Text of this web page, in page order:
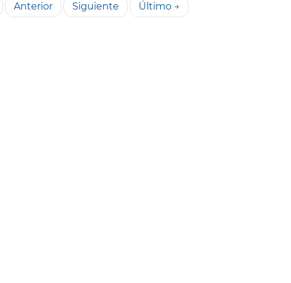
Anterior Siguiente Último →